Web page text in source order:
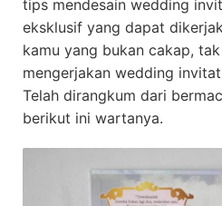
tips mendesain wedding
eksklusif yang dapat
kamu yang bukan cakap,
mengerjakan wedding
Telah dirangkum dari
berikut ini wartanya.